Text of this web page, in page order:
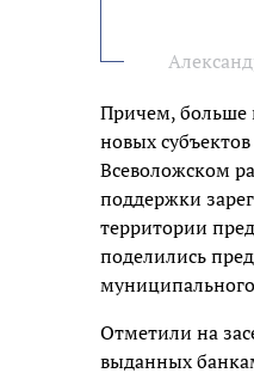
Причем, больше
новых
Всеволожском
поддержки
территории
поделились
Отметили на
выданных